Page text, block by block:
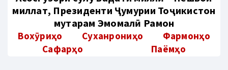
миллат, Президенти Ҷумҳурии Тоҷикистон
муҳтарам Эмомалӣ Раҳмон
Вохӯриҳо Суханрониҳо
Фармонҳо
Сафарҳо
Паёмҳо